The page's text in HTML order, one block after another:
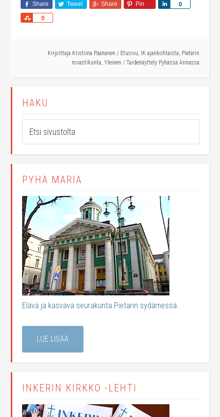
Share Tweet Share Pin 0
Share
0
Share
Kirjoittaja Kristiina Paananen / Etusivu, IK ajankohtaista, Pietarin
rovastikunta, Yleinen / Taidenäyttely Pyhässä Annassa
HAKU
PYHÄ MARIA
Elävä ja kasvava seurakunta Pietarin sydämessä.
LUE LISÄÄ
INKERIN KIRKKO -LEHTI